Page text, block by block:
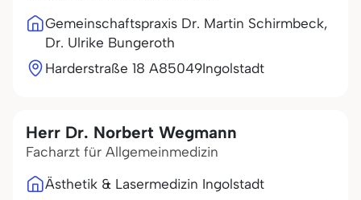
Gemeinschaftspraxis Dr. Martin Schirmbeck,
Dr. Ulrike Bungeroth
Harderstraße 18 A85049Ingolstadt
Herr Dr. Norbert Wegmann
Facharzt für Allgemeinmedizin
Ästhetik & Lasermedizin Ingolstadt